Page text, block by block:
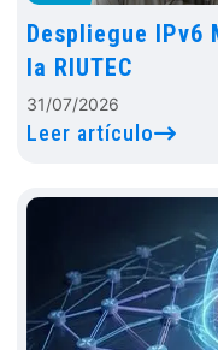
Despliegue IPv6
la RIUTEC
31/07/2026
Leer artículo